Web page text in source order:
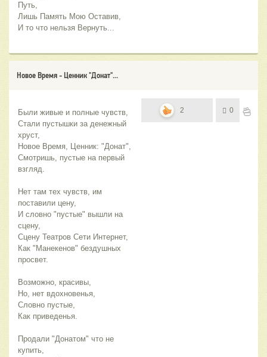
Путь,
Лишь Память Мою Оставив,
И то что нельзя Вернуть...
Новое Время - Ценник "Донат"...
Были живые и полные чувств,
Стали пустышки за денежный
хруст,
Новое Время, Ценник: "Донат",
Смотришь, пустые на первый
взгляд.
Нет там тех чувств, им
поставили цену,
И словно "пустые" вышли на
сцену,
Сцену Театров Сети Интернет,
Как "Манекенов" бездушных
просвет.
Возможно, красивы,
Но, нет вдохновенья,
Словно пустые,
Как приведенья.
Продали "Донатом" что не
купить,
2 0